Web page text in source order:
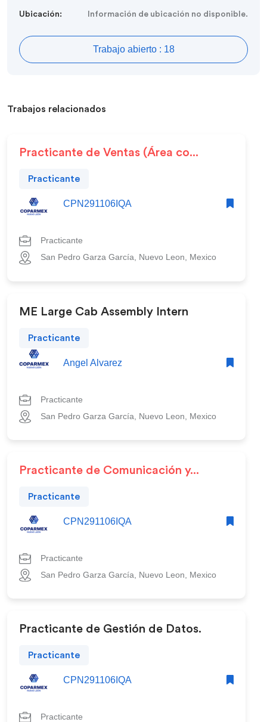
Ubicación: Información de ubicación no disponible.
Trabajo abierto : 18
Trabajos relacionados
Practicante de Ventas (Área co...
Practicante
CPN291106IQA
Practicante
San Pedro Garza García, Nuevo Leon, Mexico
ME Large Cab Assembly Intern
Practicante
Angel Alvarez
Practicante
San Pedro Garza García, Nuevo Leon, Mexico
Practicante de Comunicación y...
Practicante
CPN291106IQA
Practicante
San Pedro Garza García, Nuevo Leon, Mexico
Practicante de Gestión de Datos.
Practicante
CPN291106IQA
Practicante